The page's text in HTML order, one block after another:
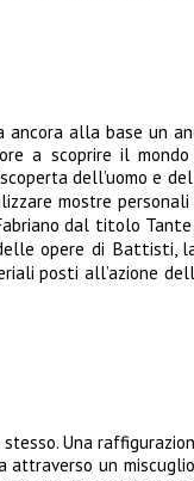
alla base un
a scoprire il
dell’uomo e
mostre
dal titolo
opere di Battisti,
posti all’azione
Una
un